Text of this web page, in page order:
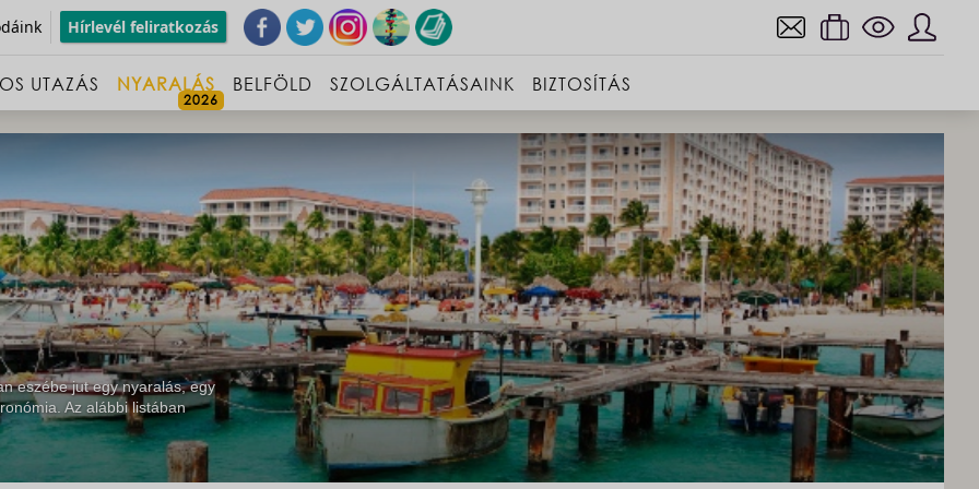
Hírlevél feliratkozás
UTAZÁS NYARALÁS BELFÖLD SZOLGÁLTATÁSAINK BIZTOSÍTÁS
eszébe jut egy nyaralás, egy
Az alábbi listában